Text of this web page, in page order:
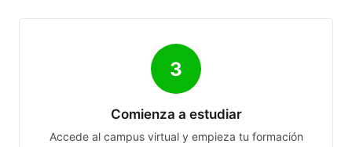
3
Comienza a estudiar
Accede al campus virtual y empieza tu formación